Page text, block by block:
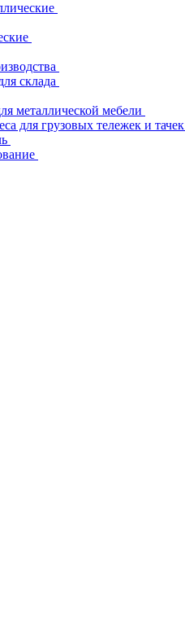
склада
металлической мебели
для грузовых тележек и тачек